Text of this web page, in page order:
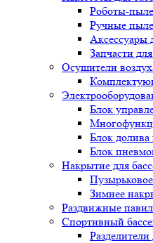
Роботы-
Ручные
Аксессуары
Запчасти
Осушители
Блок
Блок
Блок
Накрытие для
Зимнее
Раздвижные
Спортивный